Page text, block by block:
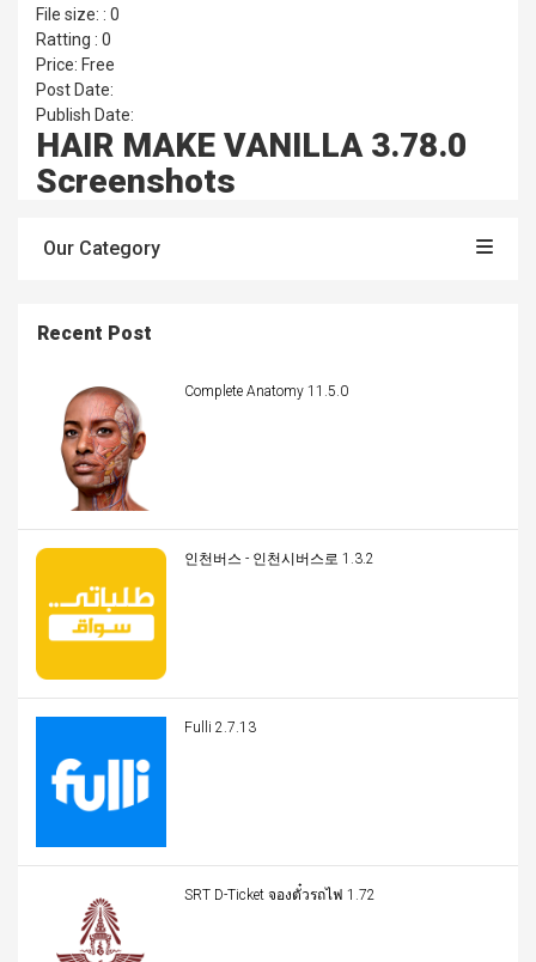
File size: : 0
Ratting : 0
Price: Free
Post Date:
Publish Date:
HAIR MAKE VANILLA 3.78.0
Screenshots
Our Category
Recent Post
Complete Anatomy 11.5.0
인천버스 - 인천시버스로 1.3.2
Fulli 2.7.13
SRT D-Ticket จองตั๋วรถไฟ 1.72